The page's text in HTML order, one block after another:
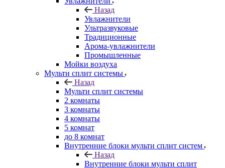
Назад
Увлажнители
Ультразвуковые
Традиционные
Арома-увлажнители
Промышленные
Мойки воздуха
Мульти сплит системы
Назад
Мульти сплит системы
2 комнаты
3 комнаты
4 комнаты
5 комнат
до 8 комнат
Внутренние блоки мульти сплит систем
Назад
Внутренние блоки мульти сплит